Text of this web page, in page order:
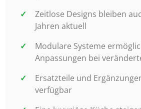
Zeitlose Designs bleiben
Jahren aktuell
Modulare Systeme
Anpassungen bei
Ersatzteile und
verfügbar